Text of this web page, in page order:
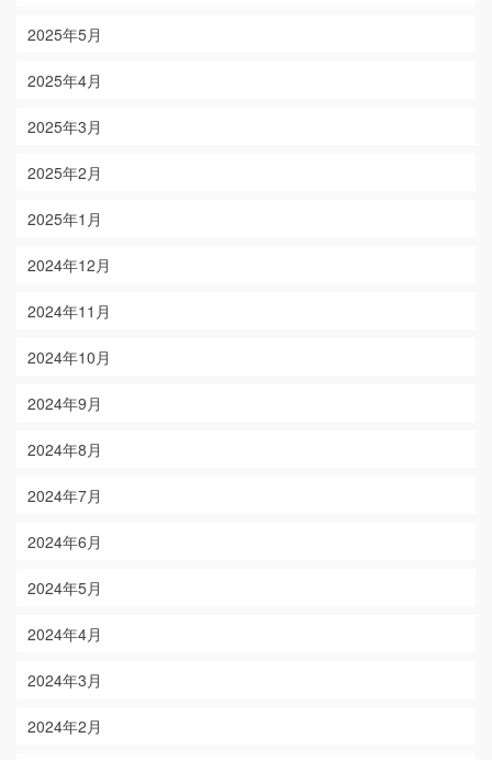
2025年5月
2025年4月
2025年3月
2025年2月
2025年1月
2024年12月
2024年11月
2024年10月
2024年9月
2024年8月
2024年7月
2024年6月
2024年5月
2024年4月
2024年3月
2024年2月